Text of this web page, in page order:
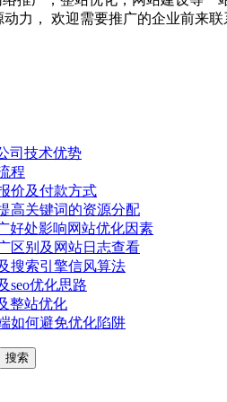
力， 欢迎需要推广的企业前来联
司技术优势
程
价及付款方式
高关键词的资源分配
好处影响网站优化因素
区别及网站日志查看
搜索引擎信风算法
seo优化思路
整站优化
如何避免优化陷阱